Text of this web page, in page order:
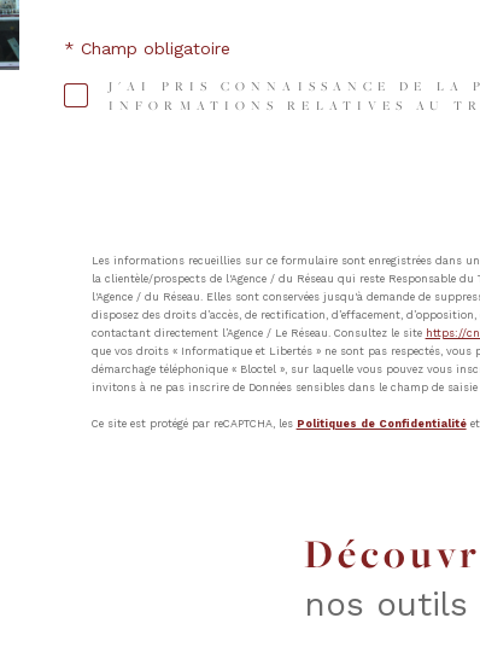
J'AI PRIS CONNAISSANCE DE LA
INFORMATIONS RELATIVES AU
* Champ obligatoire
Les informations recueillies sur ce formulaire sont enregistrées dans
la clientèle/prospects de l'Agence / du Réseau qui reste Responsable
l'Agence / du Réseau. Elles sont conservées jusqu'à demande de
disposez des droits d’accès, de rectification, d’effacement,
contactant directement l’Agence / Le Réseau. Consultez le site https://
que vos droits « Informatique et Libertés » ne sont pas respectés,
démarchage téléphonique « Bloctel », sur laquelle vous pouvez vous
invitons à ne pas inscrire de Données sensibles dans le champ de saisie
Ce site est protégé par reCAPTCHA, les Politiques de Confidentialitéet
nos outils